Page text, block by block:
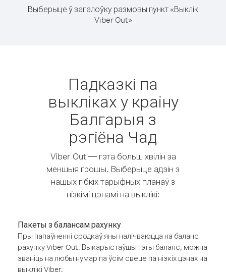
Выберыце ў загалоўку размовы пункт «Выклік
Viber Out»
Падказкі па
выкліках у краіну
Балгарыя з
рэгіёна Чад
Viber Out — гэта больш хвілін за
меншыя грошы. Выберыце адзін з
нашых гібкіх тарыфных планаў з
нізкімі цэнамі на выклікі:
Пакеты з балансам рахунку
Пры папаўненні сродкаў яны налічваюцца на баланс
рахунку Viber Out. Выкарыстаўшы гэты баланс, можна
званіць на любы нумар па ўсім свеце па нізкіх цэнах на
выклікі Viber.